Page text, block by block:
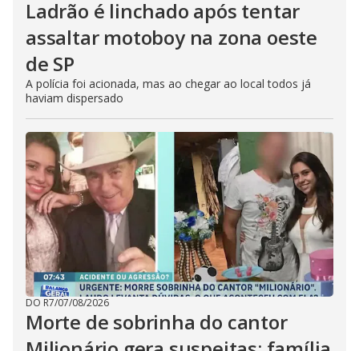
Ladrão é linchado após tentar
assaltar motoboy na zona oeste
de SP
A polícia foi acionada, mas ao chegar ao local todos já
haviam dispersado
DO R7/07/08/2026
Morte de sobrinha do cantor